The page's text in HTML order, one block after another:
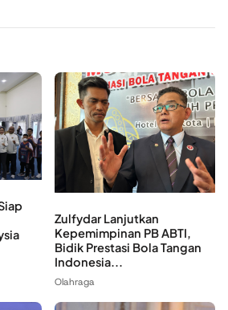
Zulfydar Lanjutkan
Kepemimpinan PB ABTI,
Bidik Prestasi Bola Tangan
Indonesia...
Olahraga